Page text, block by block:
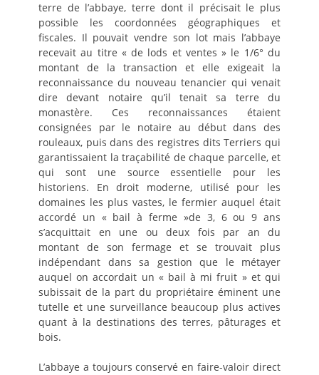
terre de l’abbaye, terre dont il précisait le plus
possible les coordonnées géographiques et
fiscales. Il pouvait vendre son lot mais l’abbaye
recevait au titre « de lods et ventes » le 1/6° du
montant de la transaction et elle exigeait la
reconnaissance du nouveau tenancier qui venait
dire devant notaire qu’il tenait sa terre du
monastère. Ces reconnaissances étaient
consignées par le notaire au début dans des
rouleaux, puis dans des registres dits Terriers qui
garantissaient la traçabilité de chaque parcelle, et
qui sont une source essentielle pour les
historiens. En droit moderne, utilisé pour les
domaines les plus vastes, le fermier auquel était
accordé un « bail à ferme »de 3, 6 ou 9 ans
s’acquittait en une ou deux fois par an du
montant de son fermage et se trouvait plus
indépendant dans sa gestion que le métayer
auquel on accordait un « bail à mi fruit » et qui
subissait de la part du propriétaire éminent une
tutelle et une surveillance beaucoup plus actives
quant à la destinations des terres, pâturages et
bois.
L’abbaye a toujours conservé en faire-valoir direct